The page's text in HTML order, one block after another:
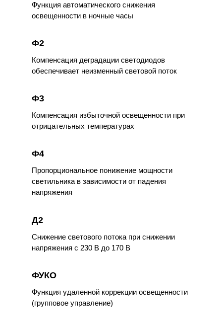
Функция автоматического снижения
освещенности в ночные часы
Компенсация деградации светодиодов
обеспечивает неизменный световой поток
Ф2
Компенсация избыточной освещенности при
отрицательных температурах
Ф3
Пропорциональное понижение мощности
светильника в зависимости от падения
напряжения
Ф4
Снижение светового потока при снижении
напряжения с 230 В до 170 В
Д2
Функция удаленной коррекции освещенности
(групповое управление)
ФУКО